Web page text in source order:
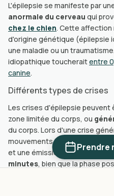
Prendre
L'épilepsie se manifeste par
anormale du cerveau qui
chez le chien. Cette
d'origine génétique (épilepsie
une maladie ou un
idiopathique toucheraitentre
canine.
Différents types de crises
Les crises d'épilepsie peuvent
zone limitée du corps, ou
du corps. Lors d'une crise
mouvements involontaires,
et une émission d'urine. Sa
minutes, bien que la phase